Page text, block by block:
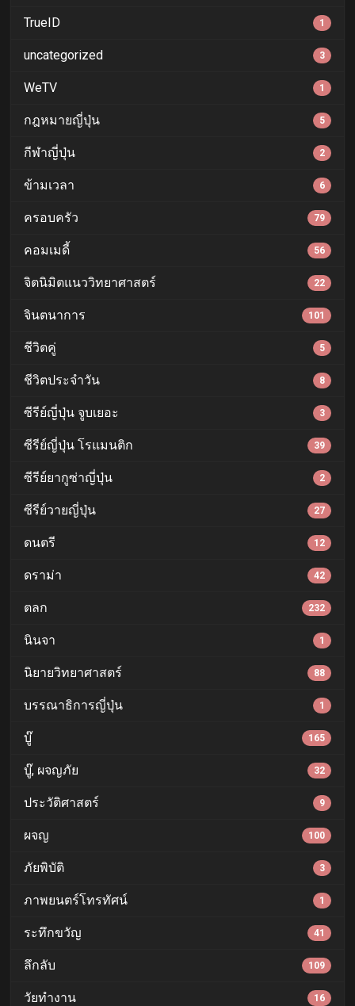
TrueID 1
uncategorized 3
WeTV 1
กฎหมายญี่ปุ่น 5
กีฬาญี่ปุ่น 2
ข้ามเวลา 6
ครอบครัว 79
คอมเมดี้ 56
จิตนิมิตแนววิทยาศาสตร์ 22
จินตนาการ 101
ชีวิตคู่ 5
ชีวิตประจำวัน 8
ซีรีย์ญี่ปุ่น จูบเยอะ 3
ซีรีย์ญี่ปุ่น โรแมนติก 39
ซีรีย์ยากูซ่าญี่ปุ่น 2
ซีรีย์วายญี่ปุ่น 27
ดนตรี 12
ดราม่า 42
ตลก 232
นินจา 1
นิยายวิทยาศาสตร์ 88
บรรณาธิการญี่ปุ่น 1
บู๊ 165
บู๊, ผจญภัย 32
ประวัติศาสตร์ 9
ผจญ 100
ภัยพิบัติ 3
ภาพยนตร์โทรทัศน์ 1
ระทึกขวัญ 41
ลึกลับ 109
วัยทำงาน 16